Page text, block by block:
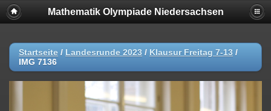
Mathematik Olympiade Niedersachsen
Startseite / Landesrunde 2023 / Klausur Freitag 7-13 /
IMG 7136